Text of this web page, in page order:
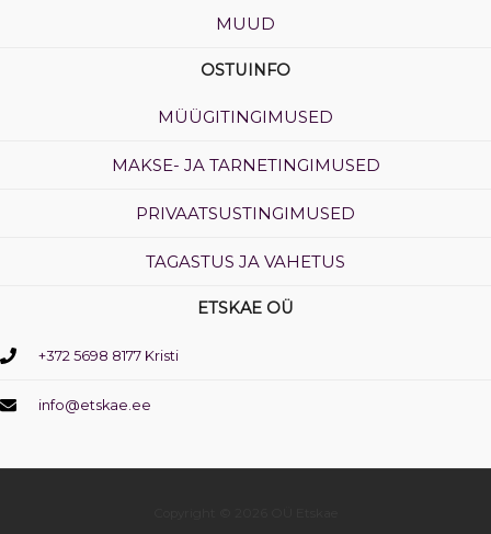
MUUD
OSTUINFO
MÜÜGITINGIMUSED
MAKSE- JA TARNETINGIMUSED
PRIVAATSUSTINGIMUSED
TAGASTUS JA VAHETUS
ETSKAE OÜ
+372 5698 8177 Kristi
info@etskae.ee